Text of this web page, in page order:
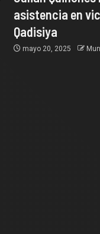
asistencia en
Qadisiya
mayo 20, 2025